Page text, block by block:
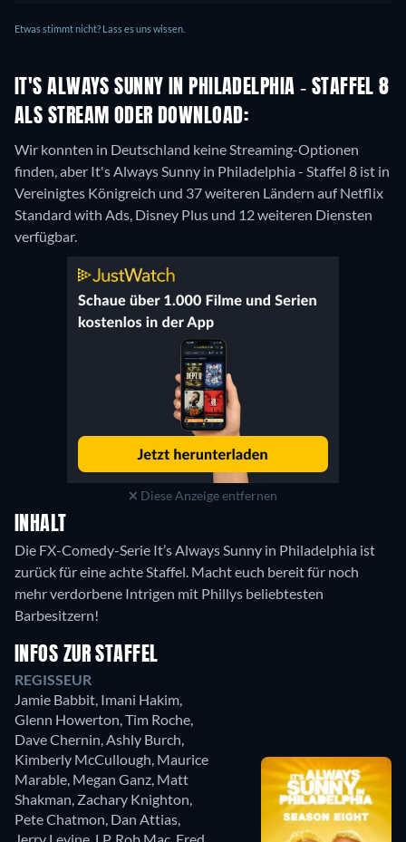
Etwas stimmt nicht? Lass es uns wissen.
IT'S ALWAYS SUNNY IN PHILADELPHIA - STAFFEL 8
ALS STREAM ODER DOWNLOAD:
Wir konnten in Deutschland keine Streaming-Optionen
finden, aber It's Always Sunny in Philadelphia - Staffel 8 ist in
Vereinigtes Königreich und 37 weiteren Ländern auf Netflix
Standard with Ads, Disney Plus und 12 weiteren Diensten
verfügbar.
Diese Anzeige entfernen
INHALT
Die FX-Comedy-Serie It’s Always Sunny in Philadelphia ist
zurück für eine achte Staffel. Macht euch bereit für noch
mehr verdorbene Intrigen mit Phillys beliebtesten
Barbesitzern!
INFOS ZUR STAFFEL
REGISSEUR
Jamie Babbit Imani Hakim
Glenn Howerton Tim Roche
Dave Chernin Ashly Burch
Kimberly McCullough Maurice
Marable Megan Ganz Matt
Shakman Zachary Knighton
Pete Chatmon Dan Attias